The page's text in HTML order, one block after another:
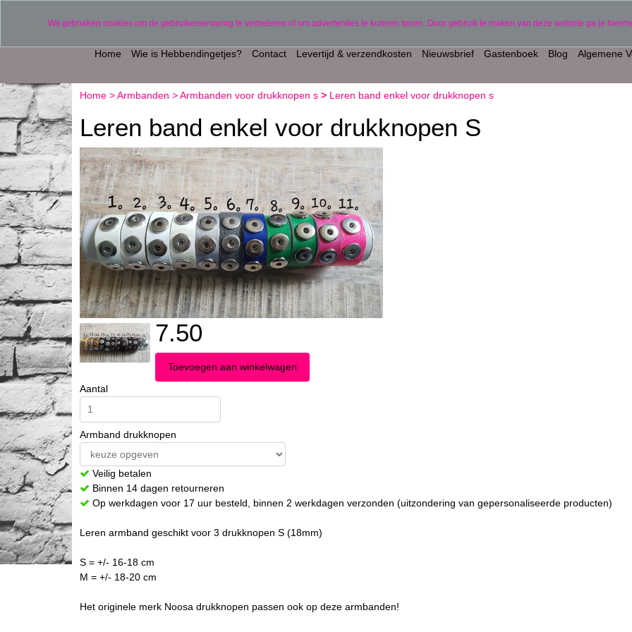
Home Wie is Hebbendingetjes? Contact Levertijd & verzendkosten Nieuwsbrief Gastenboek Blog Algemene
Home >Armbanden >Armbanden voor drukknopen s > Leren band enkel voor drukknopen s
Leren band enkel voor drukknopen S
7.50
Aantal
Armband drukknopen
Veilig betalen
Binnen 14 dagen retourneren
Op werkdagen voor 17 uur besteld, binnen 2 werkdagen verzonden (uitzondering van gepersonaliseerde producten)
Leren armband geschikt voor 3 drukknopen S (18mm)
S = +/- 16-18 cm
M = +/- 18-20 cm
Het originele merk Noosa drukknopen passen ook op deze armbanden!
Wij gebruiken cookies om de gebruikerservaring te verbeteren of om advertenties te kunnen tonen. Door gebruik te maken van deze website ga je